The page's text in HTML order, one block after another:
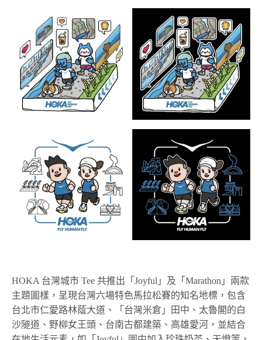
HOKA 台灣城市 Tee 共推出「Joyful」及「Marathon」兩款
主題圖樣，呈現台灣六場特色馬拉松賽的知名地標，包含
台北市仁愛路林蔭大道、「台灣米倉」田中、太魯閣的白
沙隧道、野柳女王頭、台南古都建築、高雄愛河，並結合